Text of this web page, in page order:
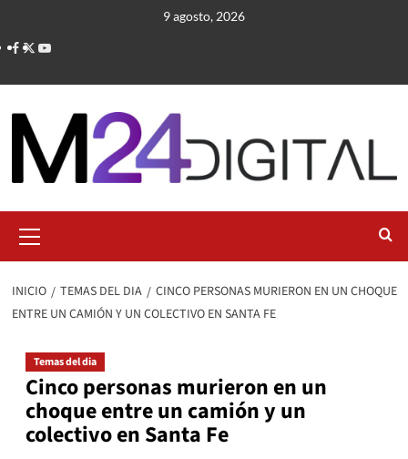
contenido
9 agosto, 2026
primario
INICIO TEMAS DEL DIA
CINCO PERSONAS MURIERON EN UN CHOQUE
ENTRE UN CAMIÓN Y UN COLECTIVO EN SANTA FE
Temas del dia
Cinco personas murieron en un
choque entre un camión y un
colectivo en Santa Fe